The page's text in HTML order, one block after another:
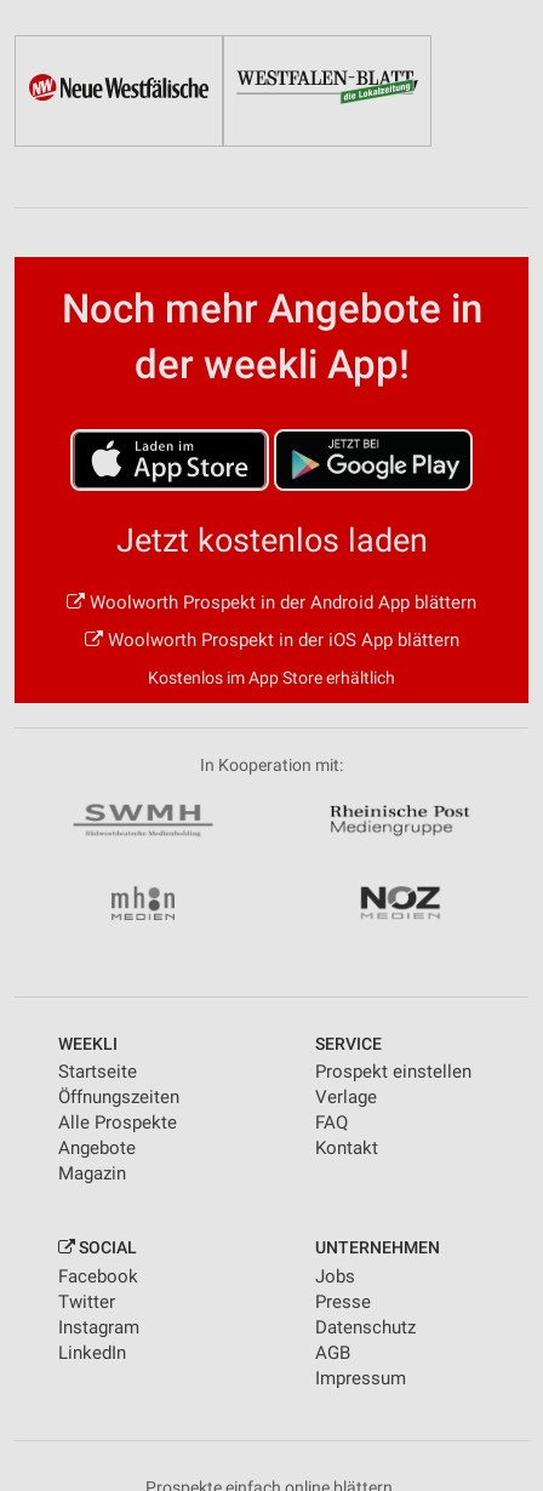
Noch mehr Angebote in
der weekli App!
Jetzt kostenlos laden
Woolworth Prospekt in der Android App blättern
Woolworth Prospekt in der iOS App blättern
Kostenlos im App Store erhältlich
In Kooperation mit:
WEEKLI
Startseite
Öffnungszeiten
Alle Prospekte
Angebote
Magazin
SERVICE
Prospekt einstellen
Verlage
FAQ
Kontakt
SOCIAL
Facebook
Twitter
Instagram
LinkedIn
UNTERNEHMEN
Jobs
Presse
Datenschutz
AGB
Impressum
Prospekte einfach online blättern.